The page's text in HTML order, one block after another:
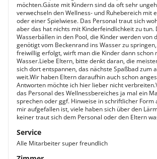
möchten.Gäste mit Kindern sind da oft sehr
verwechseln den Wellness- und Ruhebereich mit
oder einer Spielwiese. Das Personal traut sich
aber das hat nichts mit Kinderfeindlichkeit zu tun.
Wasserbällen in den Pool, die Kinder werden von
genötigt vom Beckenrand ins Wasser zu
freiwillig erfolgt, wirft man die Kinder dann schon
Wasser.Liebe Eltern, bitte denkt daran, die
sich dort entspannen, das nächste Spaßbad zum
weit.Wir haben Eltern daraufhin auch schon
Antworten möchte ich hier lieber nicht
das Personal des Wellnessbereiches ja mal ein
sprechen oder ggf. Hinweise in schriftlicher Form
mir aufgefallen ist, viele haben sich über den
keiner traut sich dem Personal oder den Eltern
Service
Alle Mitarbeiter super freundlich